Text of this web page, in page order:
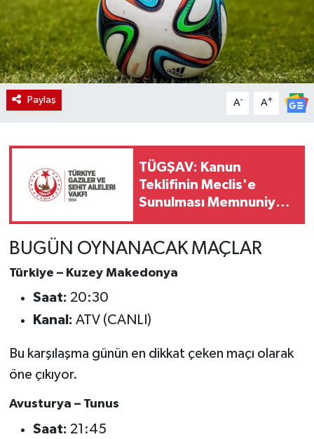
Paylaş A- A+
TÜGŞAV: Kanun
Teklifinin Meclis'e
Sunulması Memnuniyet
BUGÜN OYNANACAK MAÇLAR
Türkiye – Kuzey Makedonya
Saat: 20:30
Kanal: ATV (CANLI)
Bu karşılaşma günün en dikkat çeken maçı olarak
öne çıkıyor.
Avusturya – Tunus
Saat: 21:45